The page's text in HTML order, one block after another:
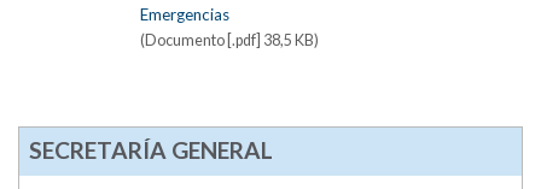
Emergencias
(Documento [.pdf] 38,5 KB)
SECRETARÍA GENERAL